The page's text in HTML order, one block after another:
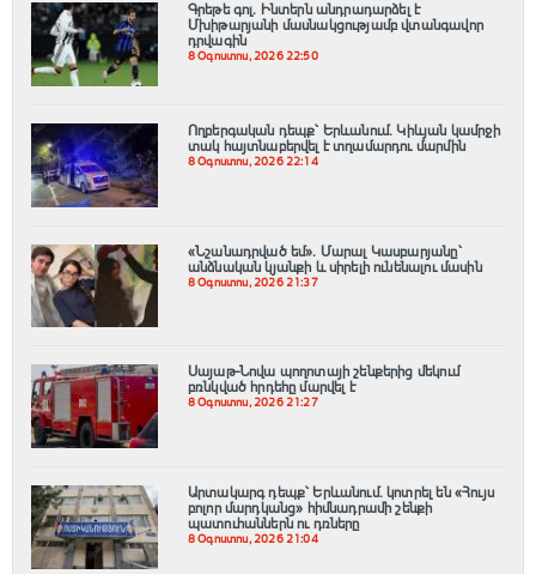
Գրեթե գոլ. Ինտերն անդրադարձել է
Մխիթարյանի մասնակցությամբ վտանգավոր
դրվագին
8 Օգոստոս, 2026 22:50
Ողբերգական դեպք՝ Երևանում․ Կիևյան կամրջի
տակ հայտնաբերվել է տղամարդու մարմին
8 Օգոստոս, 2026 22:14
«Նշանադրված եմ». Մարալ Կասբարյանը՝
անձնական կյանքի և սիրելի ունենալու մասին
8 Օգոստոս, 2026 21:37
Սայաթ-Նովա պողոտայի շենքերից մեկում
բռնկված հրդեհը մարվել է
8 Օգոստոս, 2026 21:27
Արտակարգ դեպք՝ Երևանում․ կոտրել են «Հույս
բոլոր մարդկանց» հիմնադրամի շենքի
պատուհաններն ու դռները
8 Օգոստոս, 2026 21:04